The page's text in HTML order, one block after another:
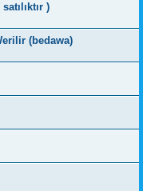
)
(bedawa)